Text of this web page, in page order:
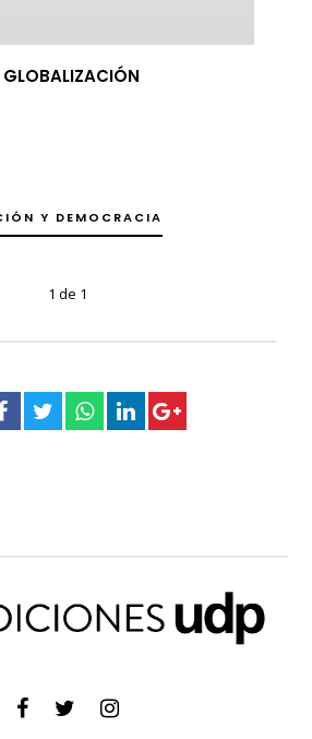
Y DEMOCRACIA
1 de 1